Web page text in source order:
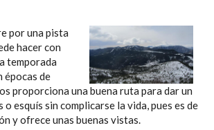
por una pista
hacer con
temporada
épocas de
proporciona una buena ruta para dar un
o esquís sin complicarse la vida, pues es de
y ofrece unas buenas vistas.